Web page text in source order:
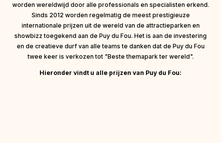
worden wereldwijd door alle professionals en specialisten erkend.
Sinds 2012 worden regelmatig de meest prestigieuze
internationale prijzen uit de wereld van de attractieparken en
showbizz toegekend aan de Puy du Fou. Het is aan de investering
en de creatieve durf van alle teams te danken dat de Puy du Fou
twee keer is verkozen tot "Beste themapark ter wereld".
Hieronder vindt u alle prijzen van Puy du Fou: